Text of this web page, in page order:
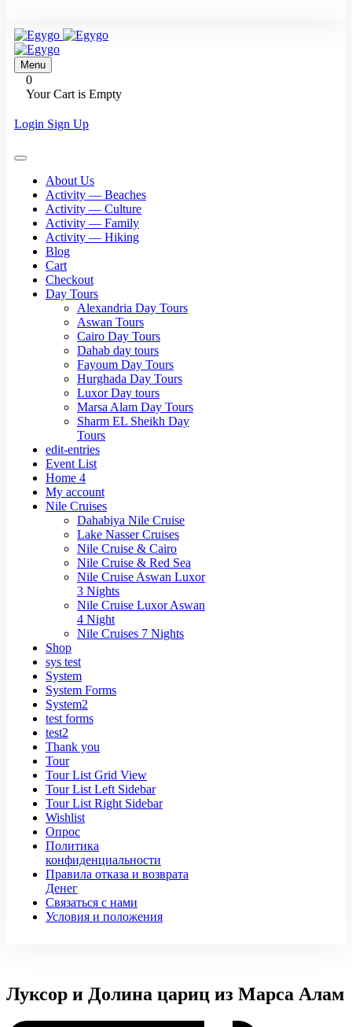
Menu
0
Your Cart is Empty
Login Sign Up
About Us
Activity — Beaches
Activity — Culture
Activity — Family
Activity — Hiking
Blog
Cart
Checkout
Day Tours
Alexandria Day Tours
Aswan Tours
Cairo Day Tours
Dahab day tours
Fayoum Day Tours
Hurghada Day Tours
Luxor Day tours
Marsa Alam Day Tours
Sharm EL Sheikh Day
Tours
edit-entries
Event List
Home 4
My account
Nile Cruises
Dahabiya Nile Cruise
Lake Nasser Cruises
Nile Cruise & Cairo
Nile Cruise & Red Sea
Nile Cruise Aswan Luxor
3 Nights
Nile Cruise Luxor Aswan
4 Night
Nile Cruises 7 Nights
Shop
sys test
System
System Forms
System2
test forms
test2
Thank you
Tour
Tour List Grid View
Tour List Left Sidebar
Tour List Right Sidebar
Wishlist
Опрос
Политика
конфиденциальности
Правила отказа и возврата
Денег
Связаться с нами
Условия и положения
Луксор и Долина цариц из Марса Алам